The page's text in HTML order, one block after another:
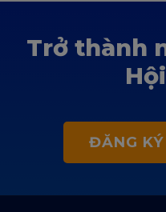
Trở thành
ĐĂNG